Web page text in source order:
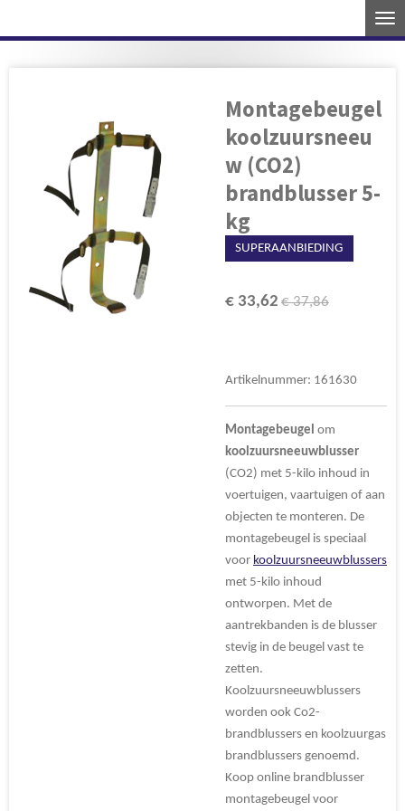
direct
Montagebeugel
koolzuursneeu
w (CO2)
brandblusser 5-
kg
SUPERAANBIEDING
€ 33,62 € 37,86
Artikelnummer: 161630
Montagebeugel om
koolzuursneeuwblusser
(CO2) met 5-kilo inhoud in
voertuigen, vaartuigen of aan
objecten te monteren. De
montagebeugel is speciaal
voor koolzuursneeuwblussers
met 5-kilo inhoud
ontworpen. Met de
aantrekbanden is de blusser
stevig in de beugel vast te
zetten.
Koolzuursneeuwblussers
worden ook Co2-
brandblussers en koolzuurgas
brandblussers genoemd.
Koop online brandblusser
montagebeugel voor